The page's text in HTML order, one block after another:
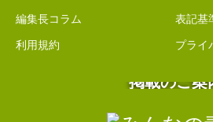
編集長コラム
利用規約
表記基
プライ
掲載のご案